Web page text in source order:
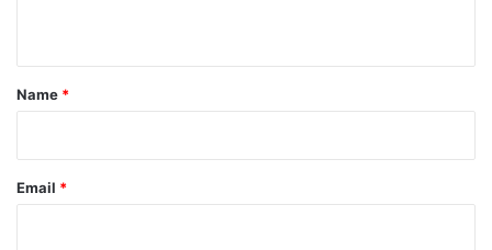
*
Name *
Email *